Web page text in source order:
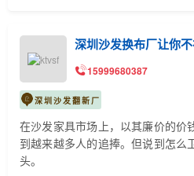
深圳沙发换布厂让你
15999680387
深圳沙发翻新厂
在沙发家具市场上，以其廉价的价
到越来越多人的追捧。但说到怎么
头。